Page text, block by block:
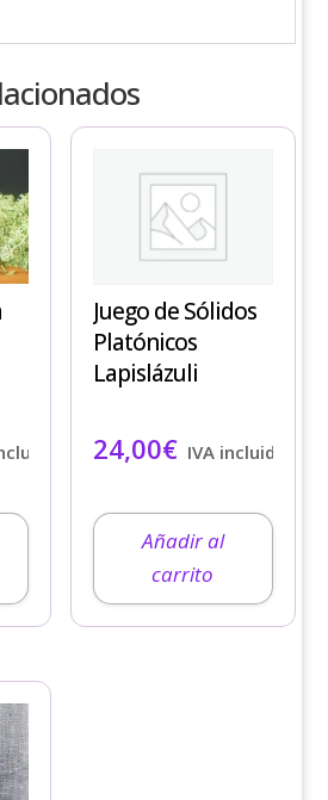
Juego de Sólidos
Platónicos
Lapislázuli
24,00€ IVA incluido
Añadir al
carrito